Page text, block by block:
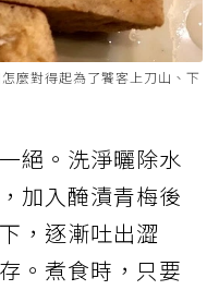
麼對得起為了饕客上刀山、下
絕。洗淨曬除水
加入醃漬青梅後
，逐漸吐出澀
。煮食時，只要